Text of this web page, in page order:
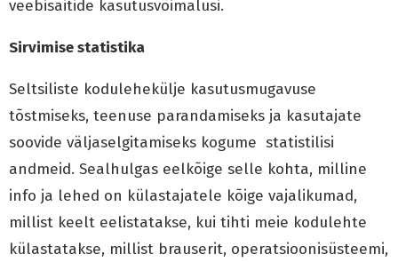
veebisaitide kasutusvõimalusi.
Sirvimise statistika
Seltsiliste kodulehekülje kasutusmugavuse
tõstmiseks, teenuse parandamiseks ja kasutajate
soovide väljaselgitamiseks kogume statistilisi
andmeid. Sealhulgas eelkõige selle kohta, milline
info ja lehed on külastajatele kõige vajalikumad,
millist keelt eelistatakse, kui tihti meie kodulehte
külastatakse, millist brauserit, operatsioonisüsteemi,